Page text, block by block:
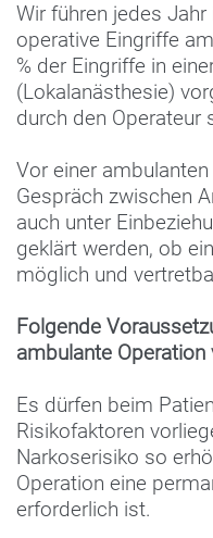
Wir führen jedes
operative Eingriffe
% der Eingriffe in
(Lokalanästhesie)
durch den Operateur
Vor einer
Gespräch zwischen
auch unter
geklärt werden, ob
möglich und
Folgende
ambulante Operation
Es dürfen beim
Risikofaktoren
Narkoserisiko so
Operation eine
erforderlich ist.